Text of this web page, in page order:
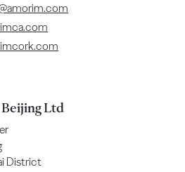
Ltd
District